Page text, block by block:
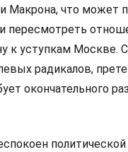
Макрона, что может
пересмотреть
к уступкам Москве.
радикалов,
окончательного